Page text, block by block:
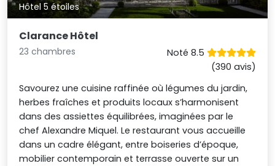
Hôtel 5 étoiles
Clarance Hôtel
23 chambres
Noté 8.5
(390 avis)
Savourez une cuisine raffinée où légumes du jardin,
herbes fraîches et produits locaux s’harmonisent
dans des assiettes équilibrées, imaginées par le
chef Alexandre Miquel. Le restaurant vous accueille
dans un cadre élégant, entre boiseries d’époque,
mobilier contemporain et terrasse ouverte sur un